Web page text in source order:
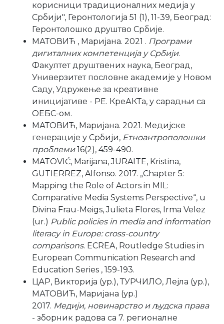
корисници традиционалних медија у
Србији", Геронтологија 51 (1), 11-39, Београд:
Геронтолошко друштво Србије.
МАТОВИЋ , Маријана. 2021 . Програми
дигиталних компетенција у Србији.
Факултет друштвених наука, Београд,
Универзитет пословне академије у Новом
Саду, Удружење за креативне
иницијативе - РЕ. КреАКТа, у сарадњи са
ОЕБС-ом.
МАТОВИЋ, Маријана. 2021. Медијске
генерације у Србији, Етноантрополошки
проблеми16(2), 459-490.
MATOVIĆ, Marijana, JURAITE, Kristina,
GUTIERREZ, Alfonso. 2017. „Chapter 5:
Mapping the Role of Actors in MIL:
Comparative Media Systems Perspective“, u
Divina Frau-Meigs, Julieta Flores, Irma Velez
(ur.) Public policies in media and information
literacy in Europe: cross-country
comparisons. ECREA, Routledge Studies in
European Communication Research and
Education Series , 159-193.
ЦАР, Викторија (ур.), ТУРЧИЛО, Лејла (ур.),
МАТОВИЋ, Маријана (ур.)
2017. Медији, новинарство и људска права
- зборник радова са 7. регионалне